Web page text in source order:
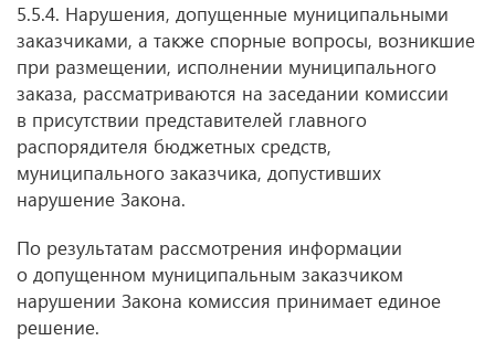
5.5.4. Нарушения, допущенные муниципальными
заказчиками, а также спорные вопросы, возникшие
при размещении, исполнении муниципального
заказа, рассматриваются на заседании комиссии
в присутствии представителей главного
распорядителя бюджетных средств,
муниципального заказчика, допустивших
нарушение Закона.
По результатам рассмотрения информации
о допущенном муниципальным заказчиком
нарушении Закона комиссия принимает единое
решение.